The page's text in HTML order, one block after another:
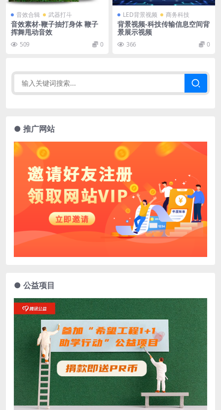
音效合辑 武器打斗
音效素材-鞭子抽打身体 鞭子
挥舞甩动音效
509 0
LED背景视频 商务科技
背景视频-科技传输信息空间背
景展示视频
366 0
● 推广网站
● 公益项目